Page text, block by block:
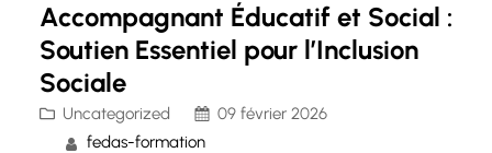
Accompagnant Éducatif et Social :
Soutien Essentiel pour l’Inclusion
Sociale
Uncategorized
09 février 2026
fedas-formation